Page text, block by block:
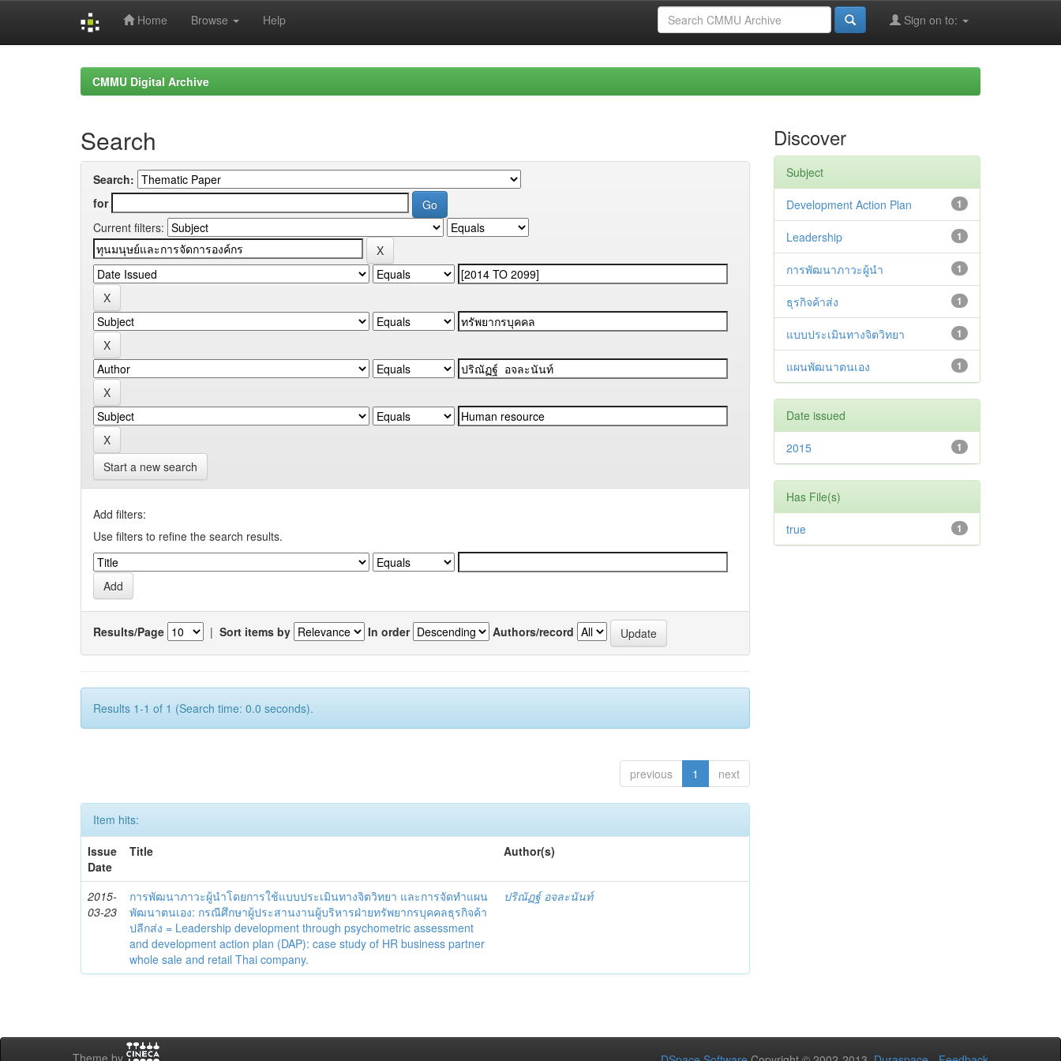
Home Browse Help Sign on to:
CMMU Digital Archive
Search
Search:
for
Current filters:
Start a new search
Add filters:
Use filters to refine the search results.
Results/Page | Sort items by In order Authors/record
Results 1-1 of 1 (Search time: 0.0 seconds).
previous 1 next
Item hits:
Issue
Date
Title Author(s)
2015-
03-23
การพัฒนาภาวะผู้นำโดยการใช้แบบประเมินทางจิตวิทยา และการจัดทำแผน
พัฒนาตนเอง: กรณีศึกษาผู้ประสานงานผู้บริหารฝ่ายทรัพยากรบุคคลธุรกิจค้า
ปลีกส่ง = Leadership development through psychometric assessment
and development action plan (DAP): case study of HR business partner
whole sale and retail Thai company.
ปริณัฏฐ์ อจละนันท์
Discover
Subject
1
Development Action Plan
1
Leadership
1
การพัฒนาภาวะผู้นำ
1
ธุรกิจค้าส่ง
1
แบบประเมินทางจิตวิทยา
1
แผนพัฒนาตนเอง
Date issued
1
2015
Has File(s)
1
true